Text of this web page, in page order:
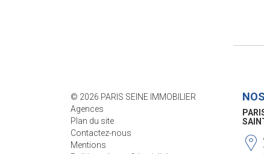
© 2026 PARIS SEINE IMMOBILIER
Agences
Plan du site
Contactez-nous
Mentions